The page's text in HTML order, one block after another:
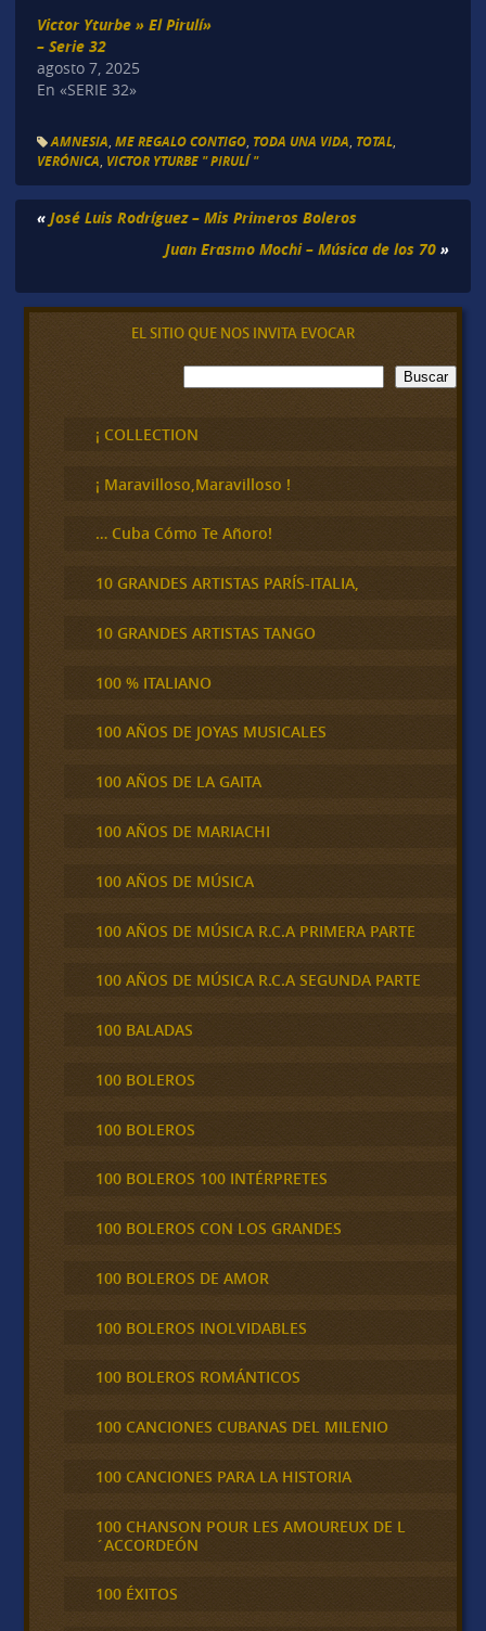
Victor Yturbe » El Pirulí»
– Serie 32
agosto 7, 2025
En «SERIE 32»
AMNESIA ME REGALO CONTIGO, TODA UNA VIDA TOTAL,
VERÓNICA VICTOR YTURBE " PIRULÍ "
« José Luis Rodríguez – Mis Primeros Boleros
Juan Erasmo Mochi – Música de los 70 »
EL SITIO QUE NOS INVITA EVOCAR
B
u
c
a
Buscar
¡ COLLECTION
¡ Maravilloso,Maravilloso !
… Cuba Cómo Te Añoro!
10 GRANDES ARTISTAS PARÍS-ITALIA,
10 GRANDES ARTISTAS TANGO
100 % ITALIANO
100 AÑOS DE JOYAS MUSICALES
100 AÑOS DE LA GAITA
100 AÑOS DE MARIACHI
100 AÑOS DE MÚSICA
100 AÑOS DE MÚSICA R.C.A PRIMERA PARTE
100 AÑOS DE MÚSICA R.C.A SEGUNDA PARTE
100 BALADAS
100 BOLEROS
100 BOLEROS
100 BOLEROS 100 INTÉRPRETES
100 BOLEROS CON LOS GRANDES
100 BOLEROS DE AMOR
100 BOLEROS INOLVIDABLES
100 BOLEROS ROMÁNTICOS
100 CANCIONES CUBANAS DEL MILENIO
100 CANCIONES PARA LA HISTORIA
100 CHANSON POUR LES AMOUREUX DE L
´ACCORDEÓN
100 ÉXITOS